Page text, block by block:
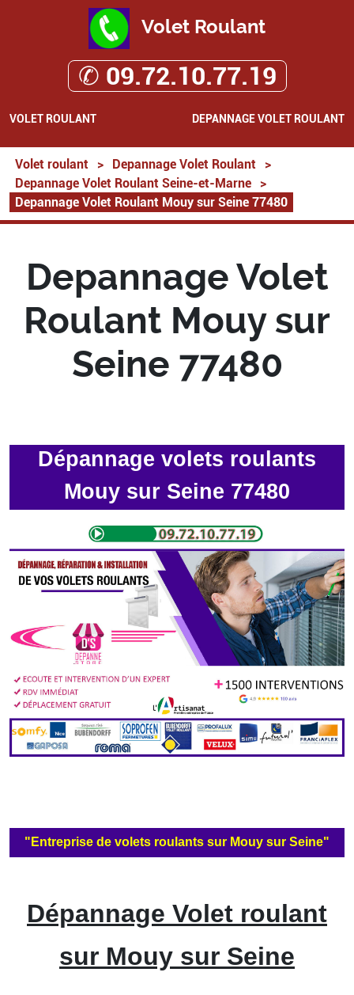
Volet Roulant
✆ 09.72.10.77.19
VOLET ROULANT DEPANNAGE VOLET ROULANT
Volet roulant > Depannage Volet Roulant
>
Depannage Volet Roulant Seine-et-Marne
>
Depannage Volet Roulant Mouy sur Seine 77480
Depannage Volet
Roulant Mouy sur
Seine 77480
Dépannage volets roulants
Mouy sur Seine 77480
"Entreprise de volets roulants sur Mouy sur Seine"
Dépannage Volet roulant
sur Mouy sur Seine